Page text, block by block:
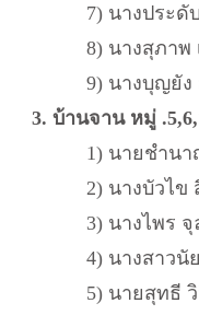
7) นางประดับ
8) นางสุภาพ เ
9) นางบุญยัง
3. บ้านจาน หมู่
1) นายชำนาญ
2) นางบัวไข สื
3) นางไพร จุล
4) นางสาวนัย
5) นายสุทธี วิ